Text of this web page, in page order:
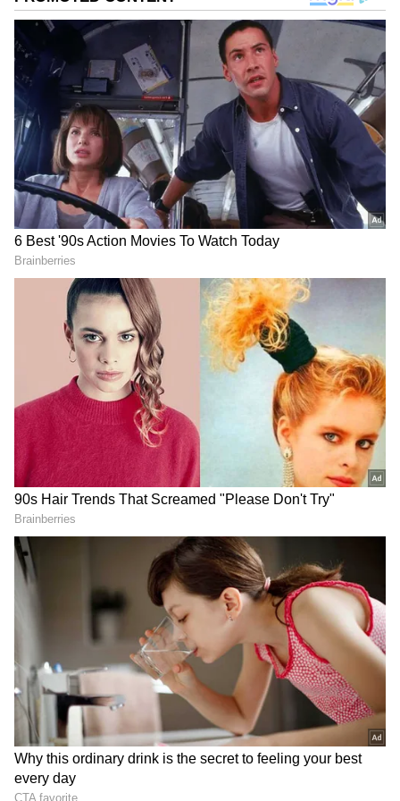
ఈ ఏడాది సెప్టెంబర్ 22న ముషీరాబాద్ భోలక్ పూర్ బస్తీకి
చెందిన యువతిపై ఓయూ వద్ద యువకుడు కత్తితో దాడి
చేశాడు. కొంతకాలంగా యువతిని ప్రేమిస్తున్నానని
వెంటపడ్డాడు. మాట్లాడుదామని ఓయూ వద్దకు యువతిని
తీసుకువచ్చి కత్తితో దాడి చేశాడు.ఈ ఏడాది ఆగస్టు 10న
నల్గొండలో రోహిత్ అనే యువకుడు యువతిపై కత్తితో
దాడికి దిగాడు. తన ప్రేమను నిరాకరించిందని యువతిపై
నిందితుడు కత్తితో దాడి చేశాడు. స్నేహితురాలితో
యువతిని పిలిపించి దాడికి దిగాడు నిందితుడు.
నిందితుడిని పోలీసులు అరెెస్ట్ చేశారు.
also read:హైద్రాబాద్ మియాపూర్‌లో ప్రేమోన్మాది దాడి:
యువతి తల్లి శోభ మృతి
ఈ నెల డిసెంబర్ 6వ తేదీన గుంటూరు జిల్లా పెదకాకాని
మండలం తక్కెళ్లపాడులో వైద్య విద్యార్ధిని తపస్విపై
DOWNLOAD APP
RECOMMENDED STORIES